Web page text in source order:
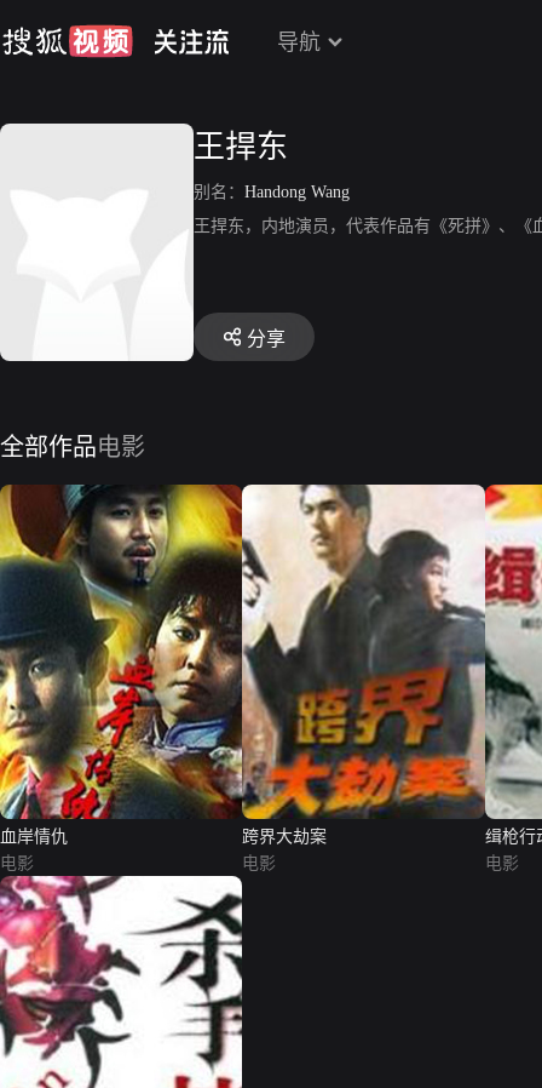
导航
王捍东
别名： Handong Wang
王捍东，内地演员，代表作品有《死拼》、《
分享
全部作品电影
血岸情仇
电影
跨界大劫案
电影
缉枪行
电影